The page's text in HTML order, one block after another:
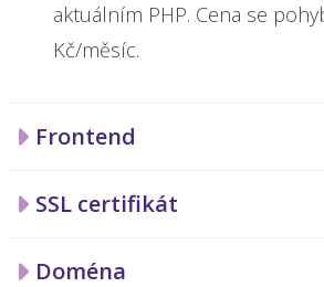
aktuálním PHP. Cena se
Kč/měsíc.
Frontend
SSL certifikát
Doména